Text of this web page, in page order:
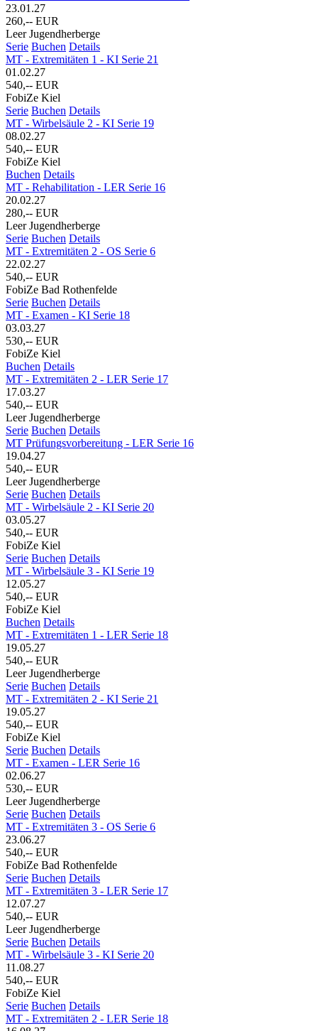
23.01.27
260,-- EUR
Leer Jugendherberge
Serie Buchen Details
MT - Extremitäten 1 - KI Serie 21
01.02.27
540,-- EUR
FobiZe Kiel
Serie Buchen Details
MT - Wirbelsäule 2 - KI Serie 19
08.02.27
540,-- EUR
FobiZe Kiel
Buchen Details
MT - Rehabilitation - LER Serie 16
20.02.27
280,-- EUR
Leer Jugendherberge
Serie Buchen Details
MT - Extremitäten 2 - OS Serie 6
22.02.27
540,-- EUR
FobiZe Bad Rothenfelde
Serie Buchen Details
MT - Examen - KI Serie 18
03.03.27
530,-- EUR
FobiZe Kiel
Buchen Details
MT - Extremitäten 2 - LER Serie 17
17.03.27
540,-- EUR
Leer Jugendherberge
Serie Buchen Details
MT Prüfungsvorbereitung - LER Serie 16
19.04.27
540,-- EUR
Leer Jugendherberge
Serie Buchen Details
MT - Wirbelsäule 2 - KI Serie 20
03.05.27
540,-- EUR
FobiZe Kiel
Serie Buchen Details
MT - Wirbelsäule 3 - KI Serie 19
12.05.27
540,-- EUR
FobiZe Kiel
Buchen Details
MT - Extremitäten 1 - LER Serie 18
19.05.27
540,-- EUR
Leer Jugendherberge
Serie Buchen Details
MT - Extremitäten 2 - KI Serie 21
19.05.27
540,-- EUR
FobiZe Kiel
Serie Buchen Details
MT - Examen - LER Serie 16
02.06.27
530,-- EUR
Leer Jugendherberge
Serie Buchen Details
MT - Extremitäten 3 - OS Serie 6
23.06.27
540,-- EUR
FobiZe Bad Rothenfelde
Serie Buchen Details
MT - Extremitäten 3 - LER Serie 17
12.07.27
540,-- EUR
Leer Jugendherberge
Serie Buchen Details
MT - Wirbelsäule 3 - KI Serie 20
11.08.27
540,-- EUR
FobiZe Kiel
Serie Buchen Details
MT - Extremitäten 2 - LER Serie 18